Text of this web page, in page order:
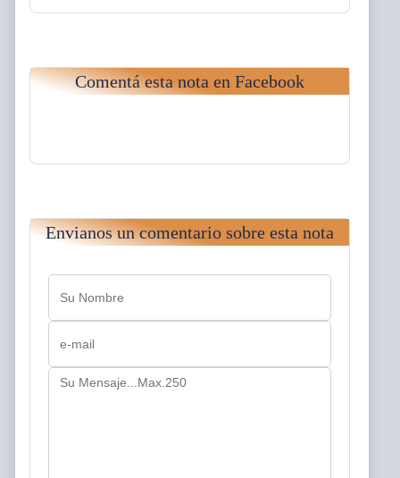
Comentá esta nota en Facebook
Envianos un comentario sobre esta nota